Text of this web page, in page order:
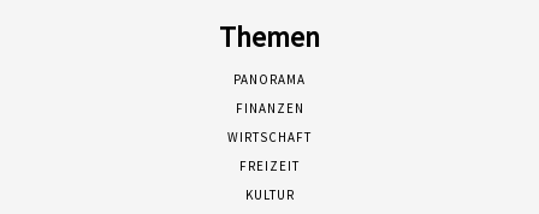
Themen
PANORAMA
FINANZEN
WIRTSCHAFT
FREIZEIT
KULTUR